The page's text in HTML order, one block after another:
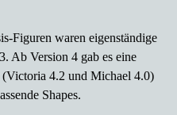
Figuren waren eigenständige
Ab Version 4 gab es eine
4.2 und Michael 4.0)
Shapes.